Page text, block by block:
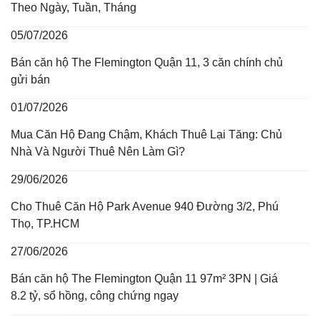
Theo Ngày, Tuần, Tháng
05/07/2026
Bán căn hộ The Flemington Quận 11, 3 căn chính chủ
gửi bán
01/07/2026
Mua Căn Hộ Đang Chậm, Khách Thuê Lại Tăng: Chủ
Nhà Và Người Thuê Nên Làm Gì?
29/06/2026
Cho Thuê Căn Hộ Park Avenue 940 Đường 3/2, Phú
Thọ, TP.HCM
27/06/2026
Bán căn hộ The Flemington Quận 11 97m² 3PN | Giá
8.2 tỷ, sổ hồng, công chứng ngay